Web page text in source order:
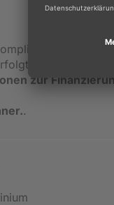
in
ausschließlich
zur
.